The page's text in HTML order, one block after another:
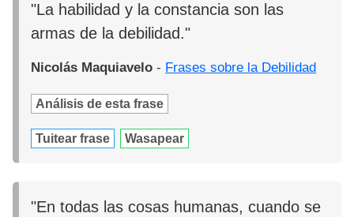
"La habilidad y la constancia son las
armas de la debilidad."
Nicolás Maquiavelo - Frases sobre la Debilidad
Análisis de esta frase
Tuitear frase Wasapear
"En todas las cosas humanas, cuando se